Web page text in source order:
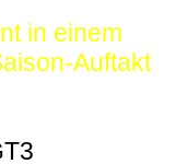
in einem
Auftakt